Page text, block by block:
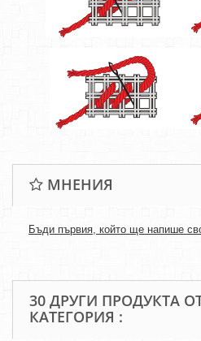
МНЕНИЯ
Бъди първия, който ще напише
30 ДРУГИ ПРОДУКТА
КАТЕГОРИЯ :